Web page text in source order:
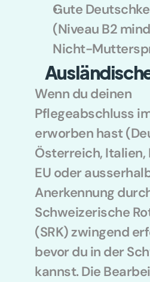
Gute
(Niveau B2
Nicht-
Wenn du deinen
Pflegeabschluss
erworben hast
Österreich, Italien,
EU oder
Anerkennung
Schweizerische
(SRK) zwingend
bevor du in der
kannst. Die